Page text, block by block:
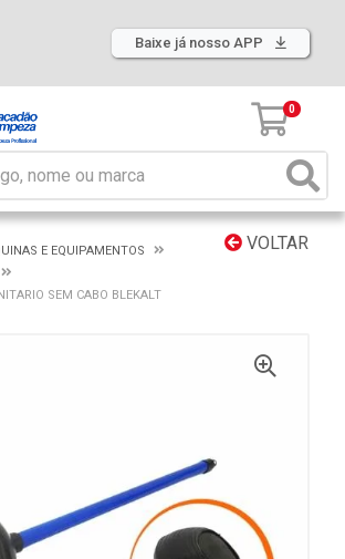
Baixe já nosso APP
0
VOLTAR
E EQUIPAMENTOS
SEM CABO BLEKALT